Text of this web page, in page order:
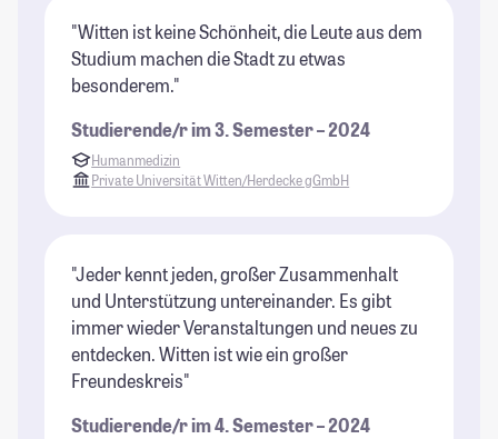
"Witten ist keine Schönheit, die Leute aus dem
Studium machen die Stadt zu etwas
besonderem."
Studierende/r im 3. Semester – 2024
Humanmedizin
Private Universität Witten/Herdecke gGmbH
"Jeder kennt jeden, großer Zusammenhalt
und Unterstützung untereinander. Es gibt
immer wieder Veranstaltungen und neues zu
entdecken. Witten ist wie ein großer
Freundeskreis"
Studierende/r im 4. Semester – 2024